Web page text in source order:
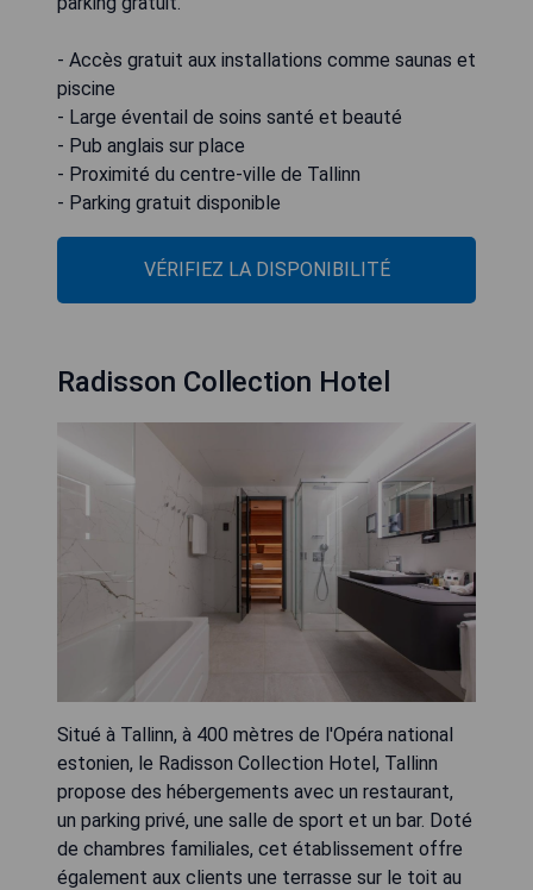
- Accès gratuit aux installations comme saunas et
piscine
- Large éventail de soins santé et beauté
- Pub anglais sur place
- Proximité du centre-ville de Tallinn
- Parking gratuit disponible
VÉRIFIEZ LA DISPONIBILITÉ
Radisson Collection Hotel
Situé à Tallinn, à 400 mètres de l'Opéra national
estonien, le Radisson Collection Hotel, Tallinn
propose des hébergements avec un restaurant,
un parking privé, une salle de sport et un bar. Doté
de chambres familiales, cet établissement offre
également aux clients une terrasse sur le toit au